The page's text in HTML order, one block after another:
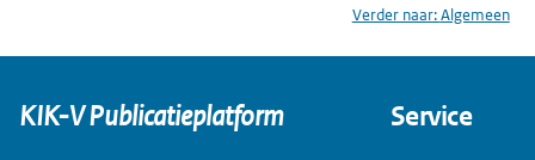
Verder naar:Algemeen
KIK-V Publicatieplatform Service